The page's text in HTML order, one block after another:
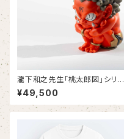
瀧下和之先生「桃太郎図」シリー
ズ 額に「肉」の赤鬼フィギュ
ア 美里町豪雨災害チャリティ
第３弾！（4月発送）
¥49,500